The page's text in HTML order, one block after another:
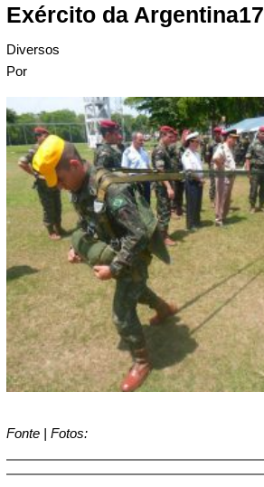
Exército da Argentina17
Diversos
Por
Fonte | Fotos: